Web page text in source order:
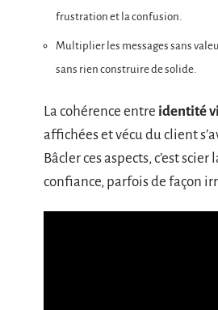
frustration et la confusion.
Multiplier les messages sans
sans rien construire de solide.
La cohérence entre identité
affichées et vécu du client
Bâcler ces aspects, c’est
confiance, parfois de façon